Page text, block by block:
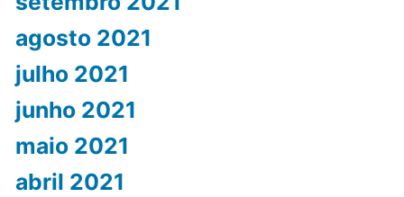
agosto 2021
julho 2021
junho 2021
maio 2021
abril 2021